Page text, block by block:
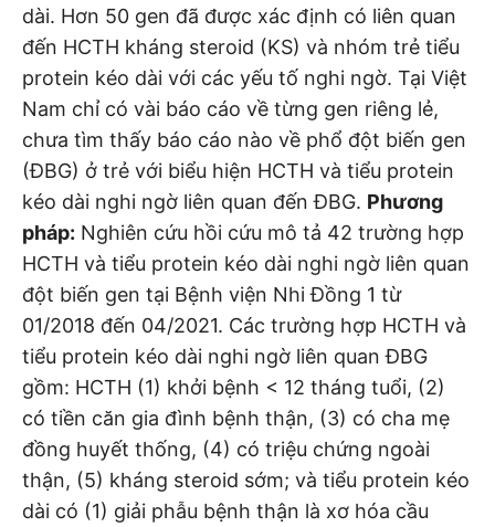
dài. Hơn 50 gen đã được xác định có liên quan
đến HCTH kháng steroid (KS) và nhóm trẻ tiểu
protein kéo dài với các yếu tố nghi ngờ. Tại Việt
Nam chỉ có vài báo cáo về từng gen riêng lẻ,
chưa tìm thấy báo cáo nào về phổ đột biến gen
(ĐBG) ở trẻ với biểu hiện HCTH và tiểu protein
kéo dài nghi ngờ liên quan đến ĐBG. Phương
pháp: Nghiên cứu hồi cứu mô tả 42 trường hợp
HCTH và tiểu protein kéo dài nghi ngờ liên quan
đột biến gen tại Bệnh viện Nhi Đồng 1 từ
01/2018 đến 04/2021. Các trường hợp HCTH và
tiểu protein kéo dài nghi ngờ liên quan ĐBG
gồm: HCTH (1) khởi bệnh < 12 tháng tuổi, (2)
có tiền căn gia đình bệnh thận, (3) có cha mẹ
đồng huyết thống, (4) có triệu chứng ngoài
thận, (5) kháng steroid sớm; và tiểu protein kéo
dài có (1) giải phẫu bệnh thận là xơ hóa cầu